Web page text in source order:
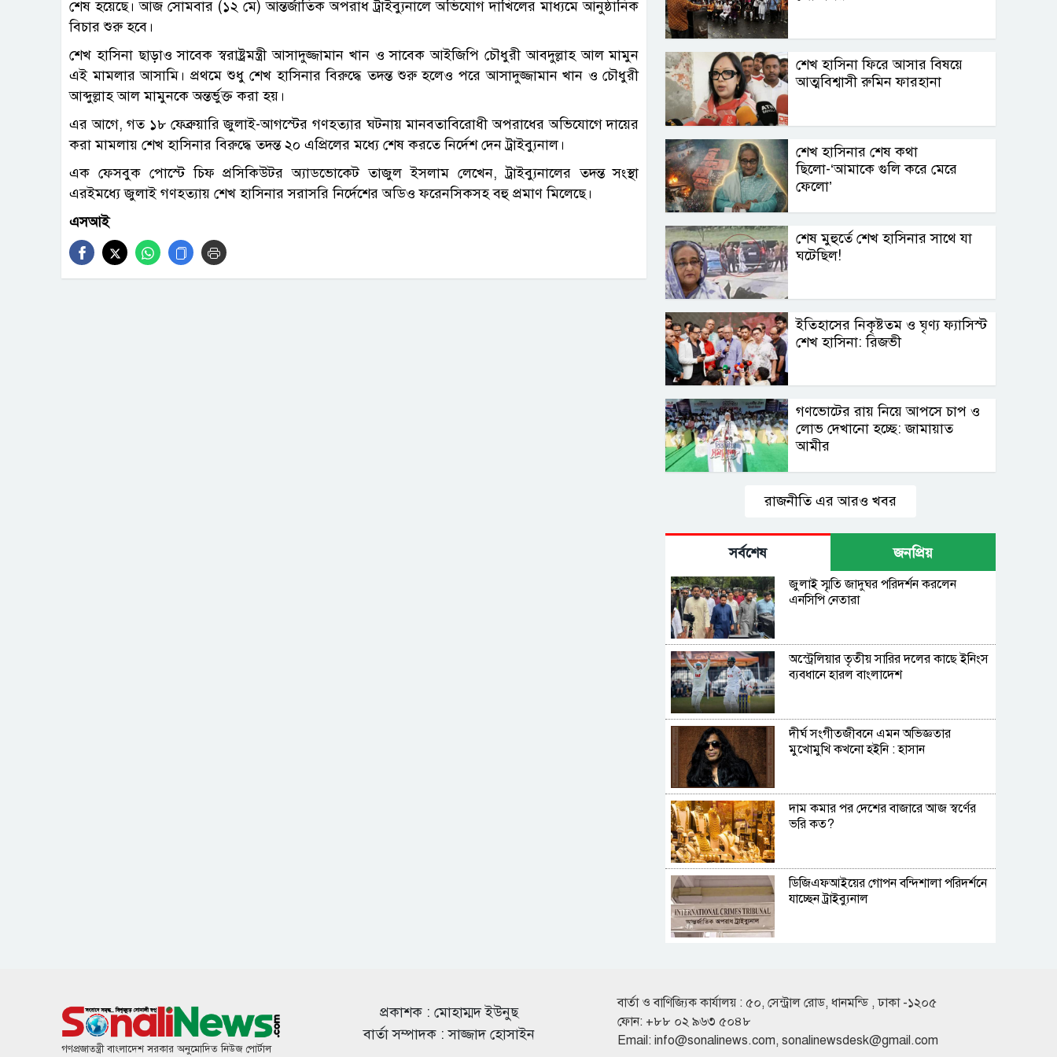
শেষ হয়েছে। আজ সোমবার (১২ মে) আন্তর্জাতিক অপরাধ ট্রাইব্যুনালে অভিযোগ দাখিলের মাধ্যমে আনুষ্ঠানিক
বিচার শুরু হবে।
শেখ হাসিনা ছাড়াও সাবেক স্বরাষ্ট্রমন্ত্রী আসাদুজ্জামান খান ও সাবেক আইজিপি চৌধুরী আবদুল্লাহ আল মামুন
এই মামলার আসামি। প্রথমে শুধু শেখ হাসিনার বিরুদ্ধে তদন্ত শুরু হলেও পরে আসাদুজ্জামান খান ও চৌধুরী
আব্দুল্লাহ আল মামুনকে অন্তর্ভুক্ত করা হয়।
এর আগে, গত ১৮ ফেব্রুয়ারি জুলাই-আগস্টের গণহত্যার ঘটনায় মানবতাবিরোধী অপরাধের অভিযোগে দায়ের
করা মামলায় শেখ হাসিনার বিরুদ্ধে তদন্ত ২০ এপ্রিলের মধ্যে শেষ করতে নির্দেশ দেন ট্রাইব্যুনাল।
এক ফেসবুক পোস্টে চিফ প্রসিকিউটর অ্যাডভোকেট তাজুল ইসলাম লেখেন, ট্রাইব্যুনালের তদন্ত সংস্থা
এরইমধ্যে জুলাই গণহত্যায় শেখ হাসিনার সরাসরি নির্দেশের অডিও ফরেনসিকসহ বহু প্রমাণ মিলেছে।
এসআই
শেখ হাসিনা ফিরে আসার বিষয়ে
আত্মবিশ্বাসী রুমিন ফারহানা
শেখ হাসিনার শেষ কথা
ছিলো-‘আমাকে গুলি করে মেরে
ফেলো’
শেষ মুহুর্তে শেখ হাসিনার সাথে যা
ঘটেছিল!
ইতিহাসের নিকৃষ্টতম ও ঘৃণ্য ফ্যাসিস্ট
শেখ হাসিনা: রিজভী
গণভোটের রায় নিয়ে আপসে চাপ ও
লোভ দেখানো হচ্ছে: জামায়াত
আমীর
রাজনীতি এর আরও খবর
সর্বশেষ জনপ্রিয়
জুলাই স্মৃতি জাদুঘর পরিদর্শন করলেন
এনসিপি নেতারা
অস্ট্রেলিয়ার তৃতীয় সারির দলের কাছে ইনিংস
ব্যবধানে হারল বাংলাদেশ
দীর্ঘ সংগীতজীবনে এমন অভিজ্ঞতার
মুখোমুখি কখনো হইনি : হাসান
দাম কমার পর দেশের বাজারে আজ স্বর্ণের
ভরি কত?
ডিজিএফআইয়ের গোপন বন্দিশালা পরিদর্শনে
যাচ্ছেন ট্রাইব্যুনাল
রাজধানীতে সকাল থেকেই বৃষ্টি, চলতে পারে
দিনভর
গণপ্রজাতন্ত্রী বাংলাদেশ সরকার অনুমোদিত নিউজ পোর্টাল
প্রকাশক : মোহাম্মদ ইউনুছ
বার্তা সম্পাদক : সাজ্জাদ হোসাইন
বার্তা ও বাণিজ্যিক কার্যালয় : ৫০, সেন্ট্রাল রোড, ধানমন্ডি , ঢাকা -১২০৫
ফোন: +৮৮ ০২ ৯৬৩ ৫০৪৮
Email: info@sonalinews.com, sonalinewsdesk@gmail.com